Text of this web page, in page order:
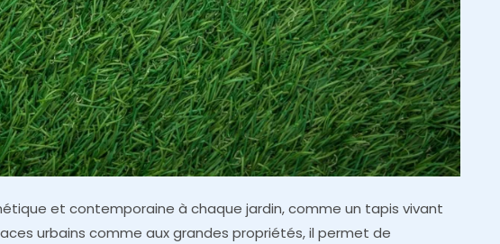
et contemporaine à chaque jardin, comme un tapis vivant
urbains comme aux grandes propriétés, il permet de